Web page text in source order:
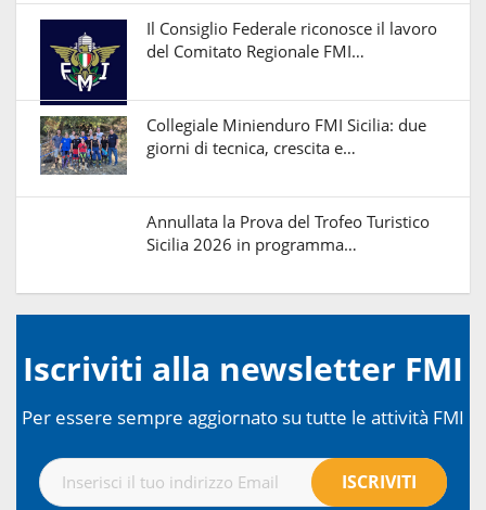
Il Consiglio Federale riconosce il lavoro
del Comitato Regionale FMI…
Collegiale Minienduro FMI Sicilia: due
giorni di tecnica, crescita e…
Annullata la Prova del Trofeo Turistico
Sicilia 2026 in programma…
Iscriviti alla newsletter FMI
Per essere sempre aggiornato su tutte le attività FMI